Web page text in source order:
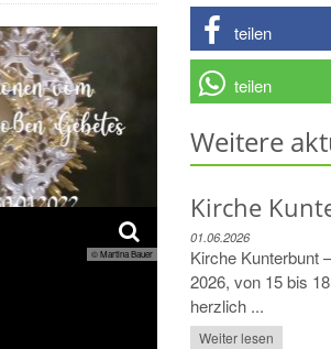
© Martina Bauer
teilen
teilen
Weitere
Kirche
01.06.2026
Kirche Kunterbunt
2026, von 15 bis
herzlich ...
Weiter lesen